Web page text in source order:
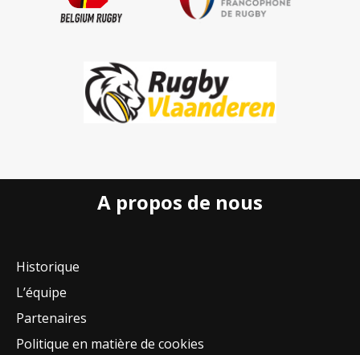
A propos de nous
Historique
L’équipe
Partenaires
Politique en matière de cookies